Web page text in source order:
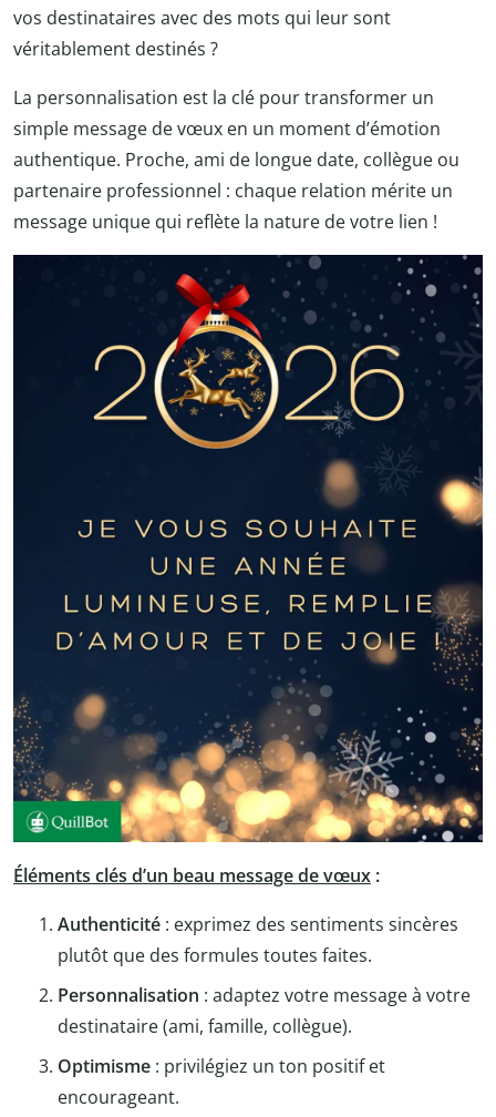
vos destinataires avec des mots qui leur sont
véritablement destinés ?
La personnalisation est la clé pour transformer un
simple message de vœux en un moment d’émotion
authentique. Proche, ami de longue date, collègue ou
partenaire professionnel : chaque relation mérite un
message unique qui reflète la nature de votre lien !
Éléments clés d’un beau message de vœux :
Authenticité : exprimez des sentiments sincères
plutôt que des formules toutes faites.
Personnalisation : adaptez votre message à votre
destinataire (ami, famille, collègue).
Optimisme : privilégiez un ton positif et
encourageant.